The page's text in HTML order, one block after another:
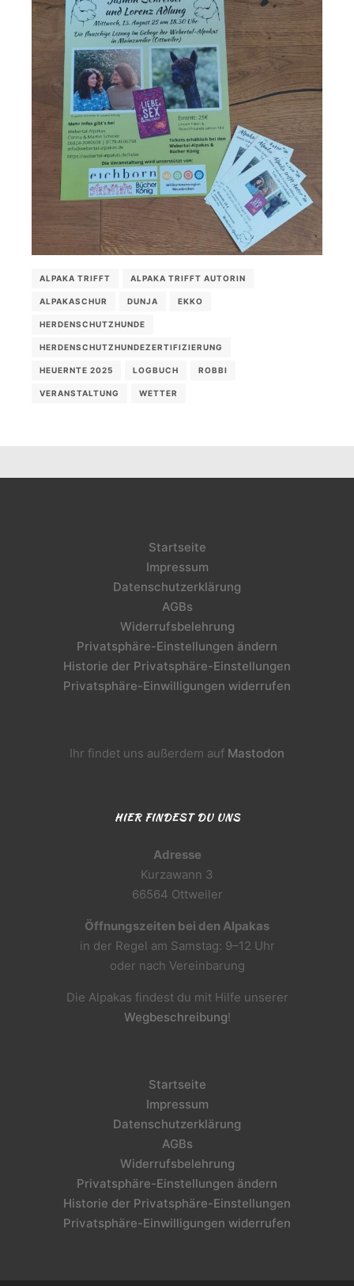
ALPAKA TRIFFT ALPAKA TRIFFT AUTORIN
ALPAKASCHUR DUNJA EKKO
HERDENSCHUTZHUNDE
HERDENSCHUTZHUNDEZERTIFIZIERUNG
HEUERNTE 2025 LOGBUCH ROBBI
VERANSTALTUNG WETTER
Startseite
Impressum
Datenschutzerklärung
AGBs
Widerrufsbelehrung
Privatsphäre-Einstellungen ändern
Historie der Privatsphäre-Einstellungen
Privatsphäre-Einwilligungen widerrufen
Ihr findet uns außerdem auf Mastodon
HIER FINDEST DU UNS
Adresse
Kurzawann 3
66564 Ottweiler
Öffnungszeiten bei den Alpakas
in der Regel am Samstag: 9–12 Uhr
oder nach Vereinbarung
Die Alpakas findest du mit Hilfe unserer
Wegbeschreibung!
Startseite
Impressum
Datenschutzerklärung
AGBs
Widerrufsbelehrung
Privatsphäre-Einstellungen ändern
Historie der Privatsphäre-Einstellungen
Privatsphäre-Einwilligungen widerrufen